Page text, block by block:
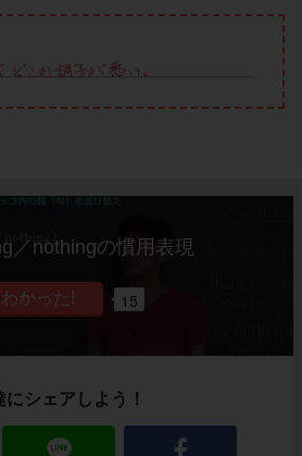
／nothingの慣用表現
15
にシェアしよう！